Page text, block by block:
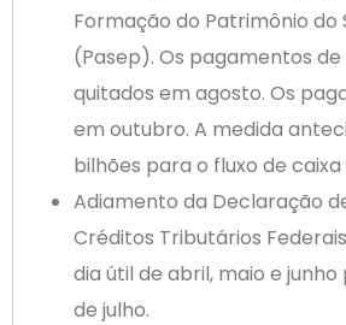
Formação do Patrimônio do
(Pasep). Os pagamentos
quitados em agosto. Os
em outubro. A medida
bilhões para o fluxo de
Adiamento da Declaração
Créditos Tributários
dia útil de abril, maio e junho
de julho.